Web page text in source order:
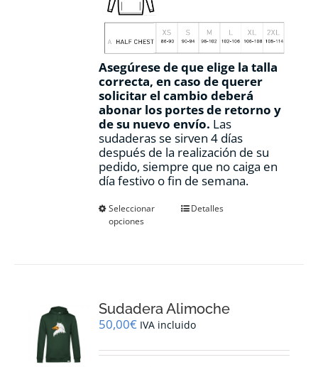
Asegúrese de que elige la talla
correcta, en caso de querer
solicitar el cambio deberá
abonar los portes de retorno y
de su nuevo envío. Las
sudaderas se sirven 4 días
después de la realización de su
pedido, siempre que no caiga en
día festivo o fin de semana.
Seleccionar
opciones
Este
se
pueden
en
Detalles
Sudadera Alimoche
50,00€ IVA incluido